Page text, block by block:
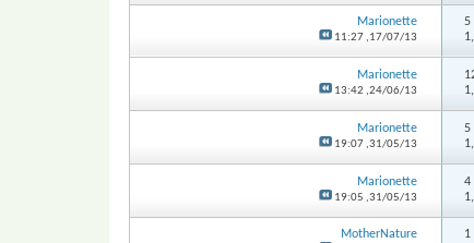
Marionette
17/07/13,
11:27
Marionette
24/06/13,
13:42
Marionette
31/05/13,
19:07
Marionette
31/05/13,
19:05
MotherNature